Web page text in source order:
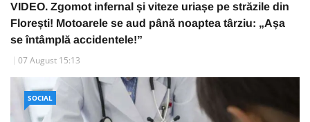
VIDEO. Zgomot infernal și viteze uriașe pe străzile din
Florești! Motoarele se aud până noaptea târziu: „Așa
se întâmplă accidentele!”
07 August 15:13
SOCIAL